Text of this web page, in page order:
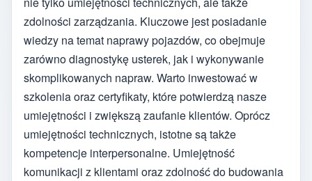
zdolności zarządzania. Kluczowe jest posiadanie
wiedzy na temat naprawy pojazdów, co obejmuje
zarówno diagnostykę usterek, jak i wykonywanie
skomplikowanych napraw. Warto inwestować w
szkolenia oraz certyfikaty, które potwierdzą nasze
umiejętności i zwiększą zaufanie klientów. Oprócz
umiejętności technicznych, istotne są także
kompetencje interpersonalne. Umiejętność
komunikacji z klientami oraz zdolność do budowania